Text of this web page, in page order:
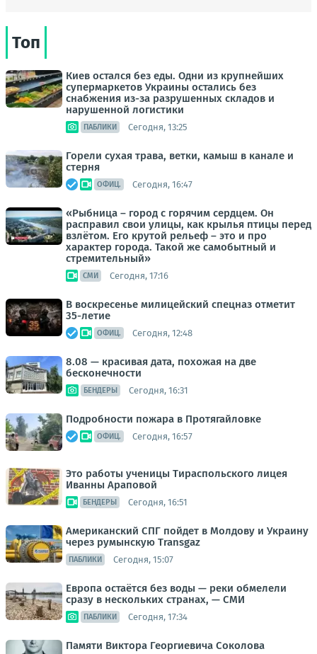
Топ
Киев остался без еды. Одни из крупнейших
супермаркетов Украины остались без
снабжения из-за разрушенных складов и
нарушенной логистики
ПАБЛИКИ Сегодня, 13:25
Горели сухая трава, ветки, камыш в канале и
стерня
ОФИЦ. Сегодня, 16:47
«Рыбница – город с горячим сердцем. Он
расправил свои улицы, как крылья птицы перед
взлётом. Его крутой рельеф – это и про
характер города. Такой же самобытный и
стремительный»
СМИ Сегодня, 17:16
В воскресенье милицейский спецназ отметит
35-летие
ОФИЦ. Сегодня, 12:48
8.08 — красивая дата, похожая на две
бесконечности
БЕНДЕРЫ Сегодня, 16:31
Подробности пожара в Протягайловке
ОФИЦ. Сегодня, 16:57
Это работы ученицы Тираспольского лицея
Иванны Араповой
БЕНДЕРЫ Сегодня, 16:51
Американский СПГ пойдет в Молдову и Украину
через румынскую Transgaz
ПАБЛИКИ Сегодня, 15:07
Европа остаётся без воды — реки обмелели
сразу в нескольких странах, — СМИ
ПАБЛИКИ Сегодня, 17:34
Памяти Виктора Георгиевича Соколова